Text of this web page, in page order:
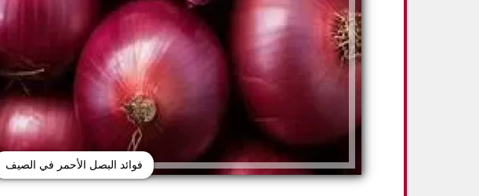
فوائد البصل الأحمر في الصيف